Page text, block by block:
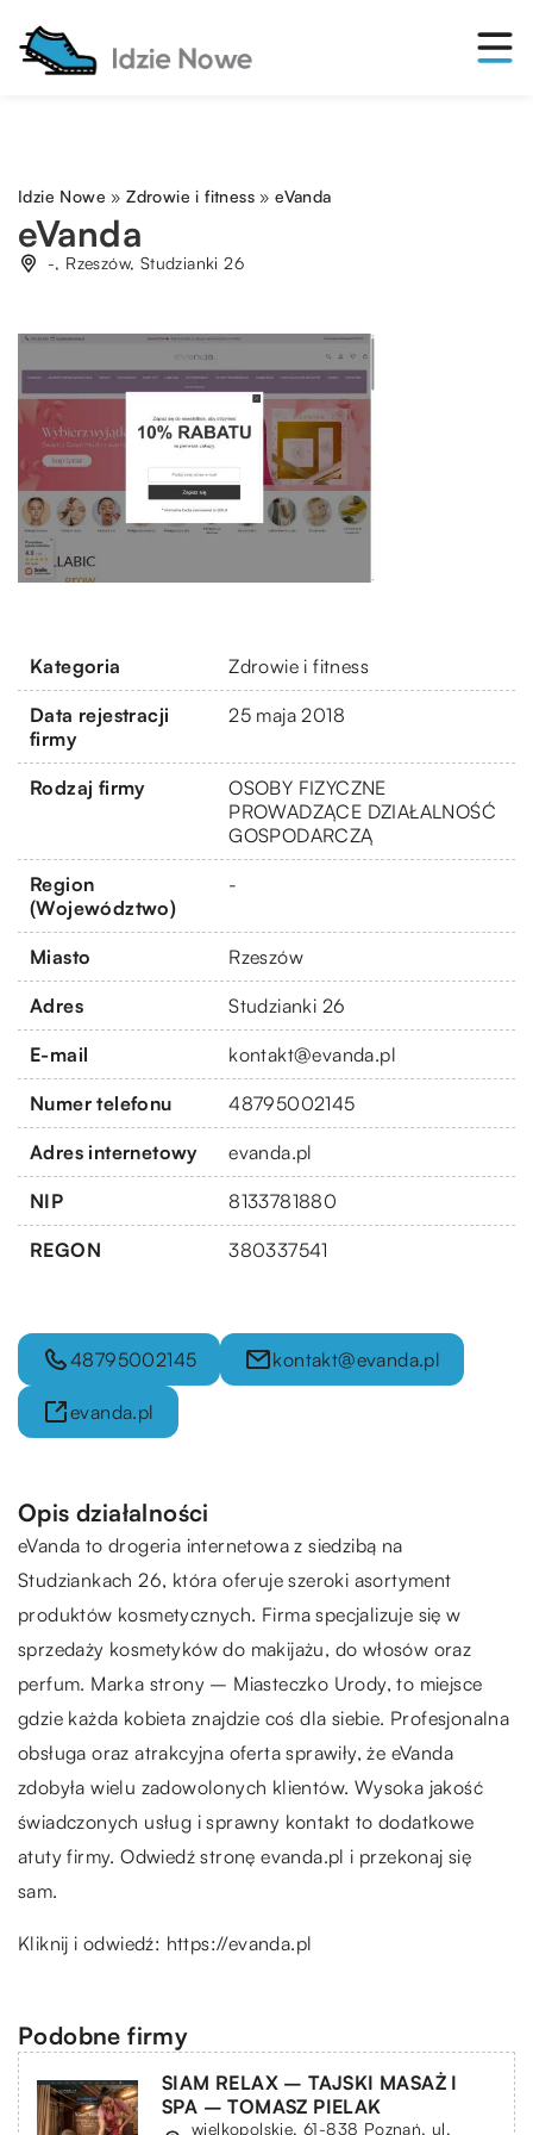
Idzie Nowe »Zdrowie i fitness »eVanda
eVanda
-, Rzeszów, Studzianki 26
Kategoria Zdrowie i fitness
Data rejestracji
firmy
25 maja 2018
Rodzaj firmy
OSOBY FIZYCZNE
PROWADZĄCE DZIAŁALNOŚĆ
GOSPODARCZĄ
Region
(Województwo)
-
Miasto Rzeszów
Adres Studzianki 26
E-mail kontakt@evanda.pl
Numer telefonu 48795002145
Adres internetowy evanda.pl
NIP 8133781880
REGON 380337541
48795002145 kontakt@evanda.pl
evanda.pl
Opis działalności
eVanda to drogeria internetowa z siedzibą na
Studziankach 26, która oferuje szeroki asortyment
produktów kosmetycznych. Firma specjalizuje się w
sprzedaży kosmetyków do makijażu, do włosów oraz
perfum. Marka strony – Miasteczko Urody, to miejsce
gdzie każda kobieta znajdzie coś dla siebie. Profesjonalna
obsługa oraz atrakcyjna oferta sprawiły, że eVanda
zdobyła wielu zadowolonych klientów. Wysoka jakość
świadczonych usług i sprawny kontakt to dodatkowe
atuty firmy. Odwiedź stronę evanda.pl i przekonaj się
sam.
Kliknij i odwiedź: https://evanda.pl
Podobne firmy
SIAM RELAX – TAJSKI MASAŻ I
SPA – TOMASZ PIELAK
wielkopolskie, 61-838 Poznań, ul.